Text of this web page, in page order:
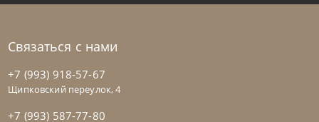
Связаться с нами
+7 (993) 918-57-67
Щипковский переулок, 4
+7 (993) 587-77-80